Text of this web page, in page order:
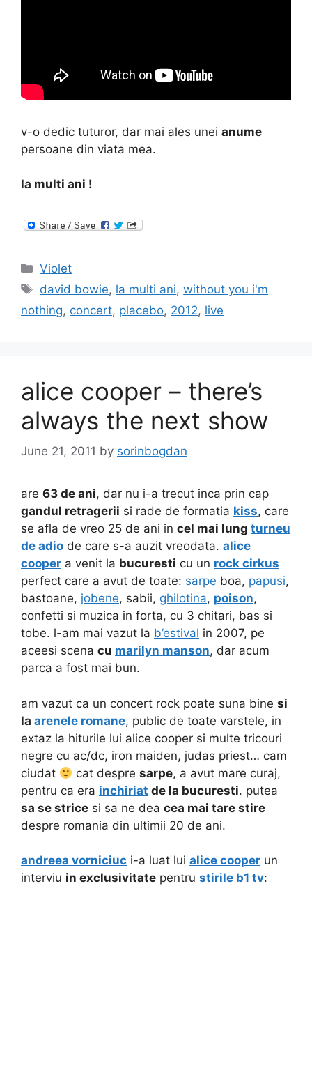
v-o dedic tuturor, dar mai ales unei anume
persoane din viata mea.
la multi ani !
Categories
Violet
Tags
david bowie, la multi ani,without you i'm
nothing, concert, placebo, 2012, live
alice cooper – there’s
always the next show
June 21, 2011 by sorinbogdan
are 63 de ani, dar nu i-a trecut inca prin cap
gandul retragerii si rade de formatia kiss, care
se afla de vreo 25 de ani in cel mai lung turneu
de adio de care s-a auzit vreodata. alice
cooper a venit la bucuresti cu un rock cirkus
perfect care a avut de toate: sarpe boa, papusi,
bastoane, jobene, sabii, ghilotina, poison,
confetti si muzica in forta, cu 3 chitari, bas si
tobe. l-am mai vazut la b’estival in 2007, pe
aceesi scena cu marilyn manson, dar acum
parca a fost mai bun.
am vazut ca un concert rock poate suna bine si
la arenele romane, public de toate varstele, in
extaz la hiturile lui alice cooper si multe tricouri
negre cu ac/dc, iron maiden, judas priest… cam
ciudat
cat despresarpe, a avut mare curaj,
pentru ca era inchiriat de la bucuresti. putea
sa se strice si sa ne dea cea mai tare stire
despre romania din ultimii 20 de ani.
andreea vorniciuc i-a luat lui alice cooper un
interviu in exclusivitate pentru stirile b1 tv: